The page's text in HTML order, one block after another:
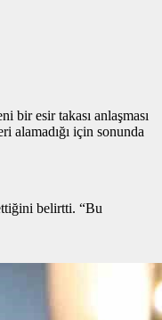
bir esir takası anlaşması
alamadığı için sonunda
belirtti. “Bu